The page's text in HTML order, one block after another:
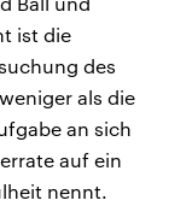
ist die
des
als die
an sich
auf ein
nennt.